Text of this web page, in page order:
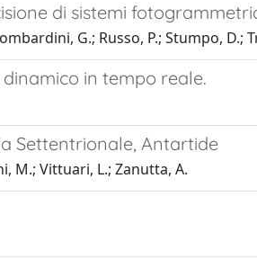
di sistemi
G.; Russo, P.; Stumpo, D.;
in tempo reale.
Settentrionale, Antartide
M.; Vittuari, L.; Zanutta, A.